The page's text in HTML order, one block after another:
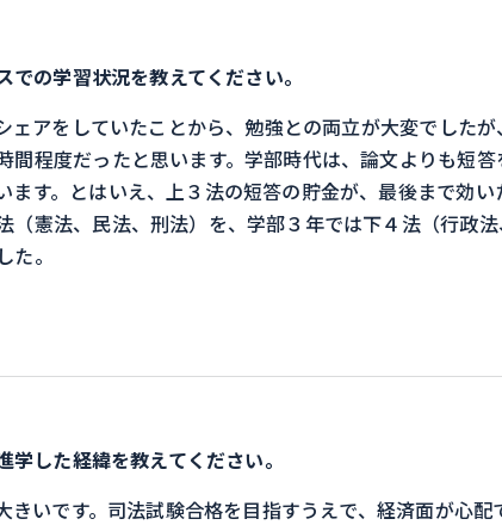
での学習状況を教えてください。
ェアをしていたことから、勉強との両立が大変でした
間程度だったと思います。学部時代は、論文よりも短
ます。とはいえ、上３法の短答の貯金が、最後まで効
（憲法、民法、刑法）を、学部３年では下４法（行政
た。
学した経緯を教えてください。
きいです。司法試験合格を目指すうえで、経済面が心